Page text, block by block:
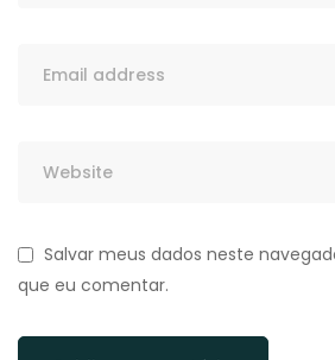
Salvar meus dados neste
que eu comentar.